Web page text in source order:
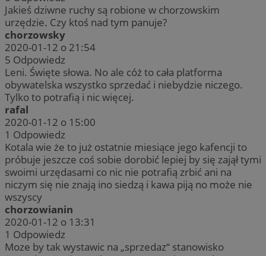
Jakieś dziwne ruchy są robione w chorzowskim
urzędzie. Czy ktoś nad tym panuje?
chorzowsky
2020-01-12 o 21:54
5 Odpowiedz
Leni. Święte słowa. No ale cóż to cała platforma
obywatelska wszystko sprzedać i niebydzie niczego.
Tylko to potrafią i nic więcej.
rafal
2020-01-12 o 15:00
1 Odpowiedz
Kotala wie że to już ostatnie miesiące jego kafencji to
próbuje jeszcze coś sobie dorobić lepiej by się zajął tymi
swoimi urzędasami co nic nie potrafią zrbić ani na
niczym się nie znają ino siedzą i kawa piją no może nie
wszyscy
chorzowianin
2020-01-12 o 13:31
1 Odpowiedz
Moze by tak wystawic na „sprzedaz“ stanowisko